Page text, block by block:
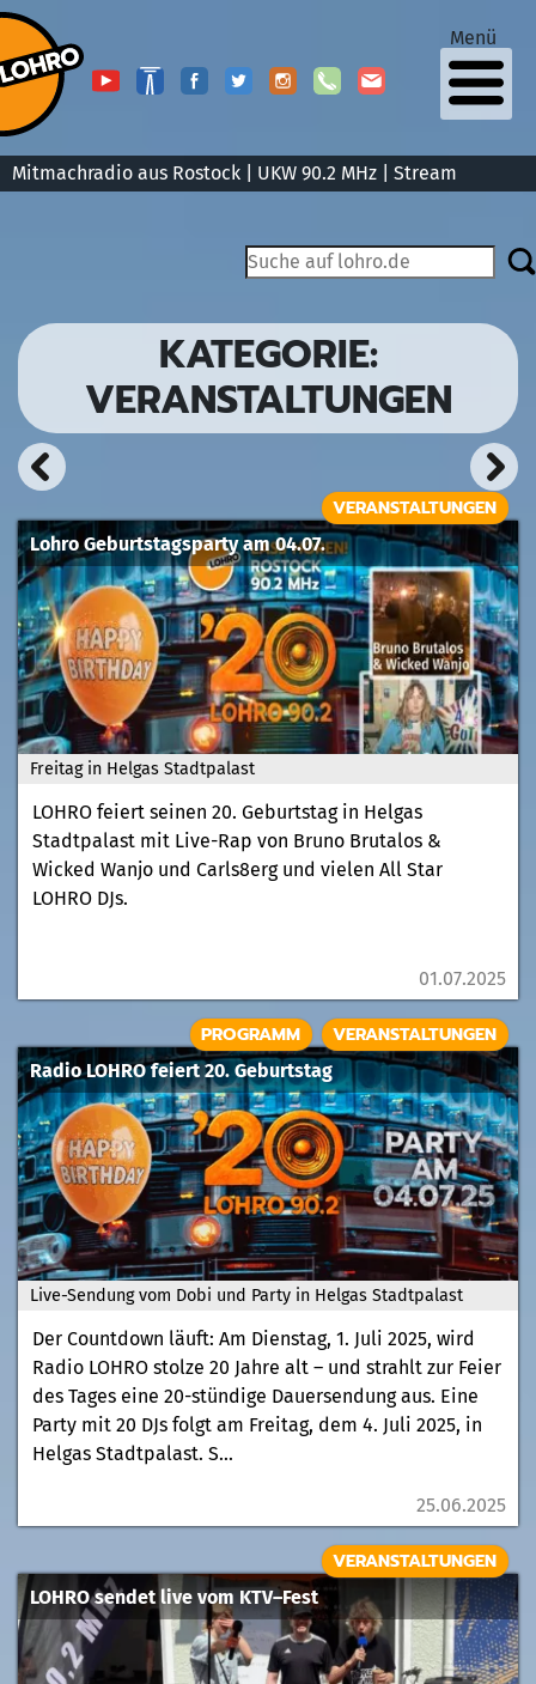
Mitmachradio aus Rostock | UKW 90.2 MHz | Stream
Menü
KATEGORIE:
VERANSTALTUNGEN
Freitag in Helgas Stadtpalast
Lohro Geburtstagsparty am 04.07.
VERANSTALTUNGEN
LOHRO feiert seinen 20. Geburtstag in Helgas
Stadtpalast mit Live-Rap von Bruno Brutalos &
Wicked Wanjo und Carls8erg und vielen All Star
LOHRO DJs.
01.07.2025
Live-Sendung vom Dobi und Party in Helgas Stadtpalast
Radio LOHRO feiert 20. Geburtstag
PROGRAMM VERANSTALTUNGEN
Der Countdown läuft: Am Dienstag, 1. Juli 2025, wird
Radio LOHRO stolze 20 Jahre alt – und strahlt zur Feier
des Tages eine 20-stündige Dauersendung aus. Eine
Party mit 20 DJs folgt am Freitag, dem 4. Juli 2025, in
Helgas Stadtpalast. S...
25.06.2025
LOHRO sendet live vom KTV–Fest
VERANSTALTUNGEN